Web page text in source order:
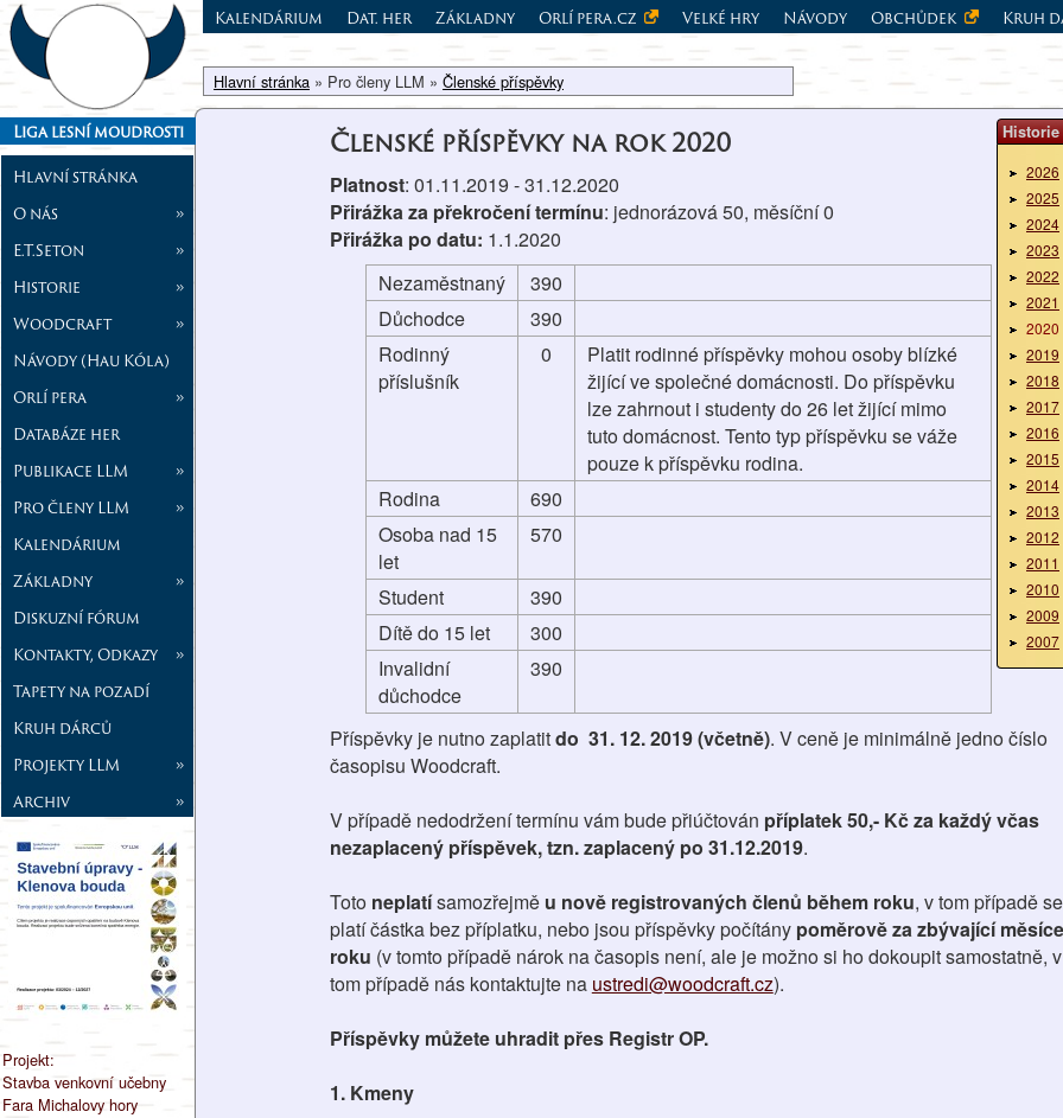
Liga lesní moudrosti
Hlavní stránka
O nás
»
E.T.Seton
»
Historie
»
Woodcraft
»
Návody (Hau Kóla)
Orlí pera
»
Databáze her
Publikace LLM
»
Pro členy LLM
»
Kalendárium
Základny
»
Diskuzní fórum
Kontakty, Odkazy
»
Tapety na pozadí
Kruh dárců
Projekty LLM
»
Archiv
»
Projekt:
Stavba venkovní učebny
Fara Michalovy hory
Kalendárium Dat. her Základny Orlí pera.cz Velké hry Návody Obchůdek Kruh
Hlavní stránka » Pro členy LLM » Členské příspěvky
Historie
2026
2025
2024
2023
2022
2021
2020
2019
2018
2017
2016
2015
2014
2013
2012
2011
2010
2009
2007
Členské příspěvky na rok 2020
Platnost: 01.11.2019 - 31.12.2020
Přirážka za překročení termínu: jednorázová 50, měsíční 0
Přirážka po datu: 1.1.2020
Nezaměstnaný
390
Důchodce
390
Rodinný
příslušník
0
Platit rodinné příspěvky mohou osoby blízké
žijící ve společné domácnosti. Do příspěvku
lze zahrnout i studenty do 26 let žijící mimo
tuto domácnost. Tento typ příspěvku se váže
pouze k příspěvku rodina.
Rodina
690
Osoba nad 15
let
570
Student
390
Dítě do 15 let
300
Invalidní
důchodce
390
Příspěvky je nutno zaplatitdo 31. 12. 2019 (včetně). V ceně je minimálně jedno číslo
časopisu Woodcraft.
V případě nedodržení termínu vám bude přiúčtován příplatek 50,- Kč za každý včas
nezaplacený příspěvek, tzn. zaplacený po 31.12.2019.
Toto neplatísamozřejměu nově registrovaných členů během roku, v tom případě se
platí částka bez příplatku, nebo jsou příspěvky počítánypoměrově za zbývající měsíce
roku (v tomto případě nárok na časopis není, ale je možno si ho dokoupit samostatně, v
tom případě nás kontaktujte na ustredi@woodcraft.cz).
Příspěvky můžete uhradit přes Registr OP.
1. Kmeny